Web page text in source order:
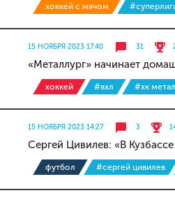
хоккей с мячом
15 НОЯБРЯ 2023 17:40 31
«Металлург» начинает
хоккей #вхл #хк
15 НОЯБРЯ 2023 14:27 3
Сергей Цивилев: «В
футбол #сергей цивилев